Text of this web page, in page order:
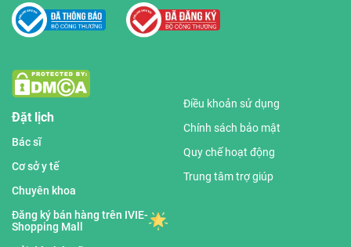
Đặt lịch
Bác sĩ
Cơ sở y tế
Chuyên khoa
Đăng ký bán hàng trên IVIE-
Shopping Mall
Điều khoản sử dụng
Chính sách bảo mật
Quy chế hoạt động
Trung tâm trợ giúp